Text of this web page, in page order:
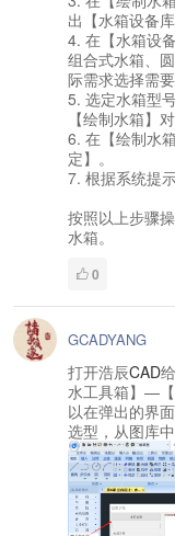
出【水箱设备库
4. 在【水箱设
组合式水箱、
际需求选择需
5. 选定水箱型
【绘制水箱】
6. 在【绘制水
定】。
7. 根据系统提
按照以上步骤
水箱。
0
GCADYANG
打开浩辰CAD
水工具箱】—
以在弹出的界
选型，从图库